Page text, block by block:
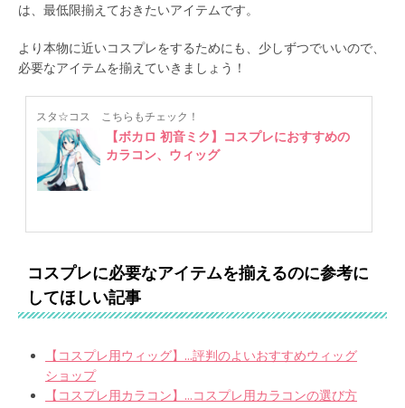
は、最低限揃えておきたいアイテムです。
より本物に近いコスプレをするためにも、少しずつでいいので、
必要なアイテムを揃えていきましょう！
スタ☆コス こちらもチェック！
【ボカロ 初音ミク】コスプレにおすすめの
カラコン、ウィッグ
コスプレに必要なアイテムを揃えるのに参考に
してほしい記事
【コスプレ用ウィッグ】...評判のよいおすすめウィッグ
ショップ
【コスプレ用カラコン】...コスプレ用カラコンの選び方